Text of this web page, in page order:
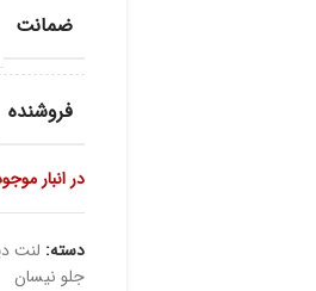
ضمانت
فروشنده
در انبار
دسته: لنت
جلو نیسان